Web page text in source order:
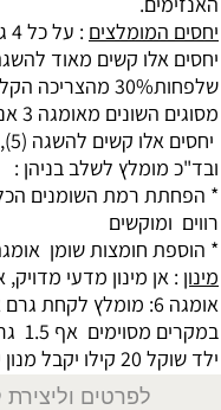
יחסים המומלצים
יחסים אלו קשים מאוד
שלפחות30%
ובד"כ מומלץ לשלב בניהן :
רווים ומוקשים
* הוספת חומצות שומן אומגה 3 כחלק מהתזונה ותוספי
מינון : אן מינון מדעי
ילד שוקל 20 קילו יקבל מנון יומי של 3 -2 גרם אומגה 3 ביום.
לפרטים וליצירת קשר